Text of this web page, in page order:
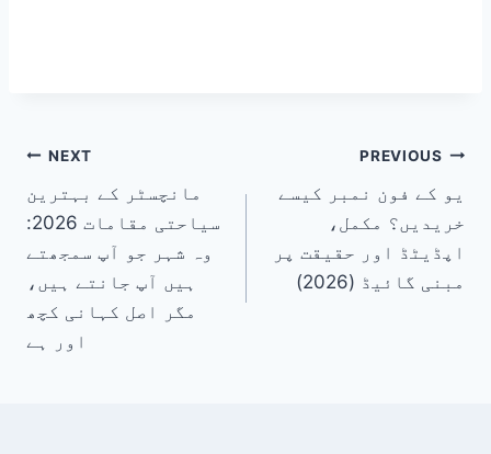
پوسٹوں
کی
نیویگیشن
PREVIOUS
یو کے فون نمبر کیسے
خریدیں؟ مکمل،
اپڈیٹڈ اور حقیقت پر
مبنی گائیڈ (2026)
NEXT
مانچسٹر کے بہترین
سیاحتی مقامات 2026:
وہ شہر جو آپ سمجھتے
ہیں آپ جانتے ہیں،
مگر اصل کہانی کچھ
اور ہے